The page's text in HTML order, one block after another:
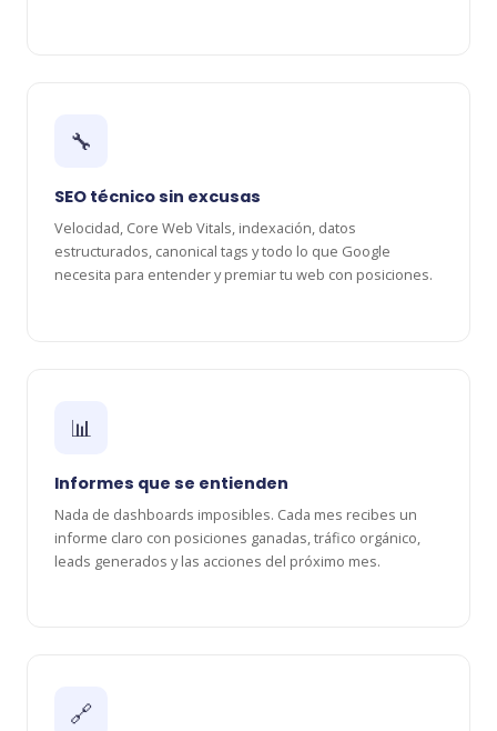
🔧
SEO técnico sin excusas
Velocidad, Core Web Vitals, indexación, datos
estructurados, canonical tags y todo lo que Google
necesita para entender y premiar tu web con posiciones.
📊
Informes que se entienden
Nada de dashboards imposibles. Cada mes recibes un
informe claro con posiciones ganadas, tráfico orgánico,
leads generados y las acciones del próximo mes.
🔗